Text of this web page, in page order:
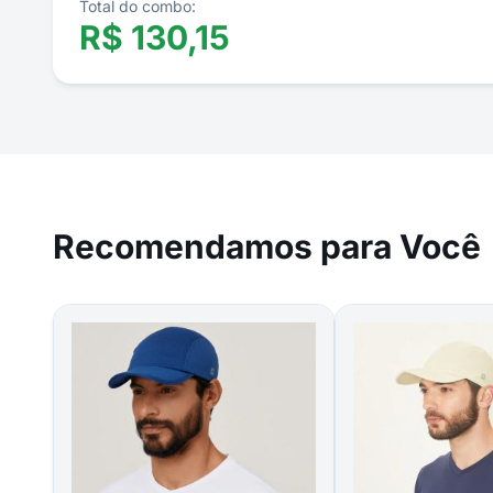
Total do combo:
R$ 130,15
Recomendamos para Você